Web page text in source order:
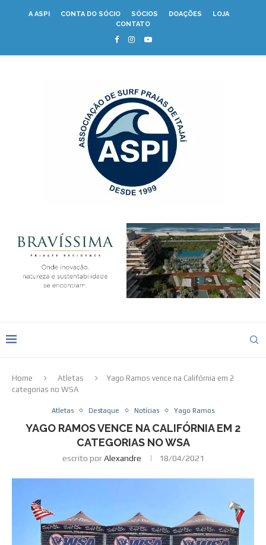
A ASPI CONTA DO SÓCIO SÓCIOS DOAÇÕES
LOJA
CONTATO
Home Atletas
Yago Ramos vence na Califórnia em 2
categorias no WSA
Atletas Destaque Notícias Yago Ramos
YAGO RAMOS VENCE NA CALIFÓRNIA EM 2
CATEGORIAS NO WSA
escrito porAlexandre 18/04/2021